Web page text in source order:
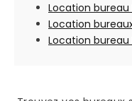
Location bureau
Location
Location bureau